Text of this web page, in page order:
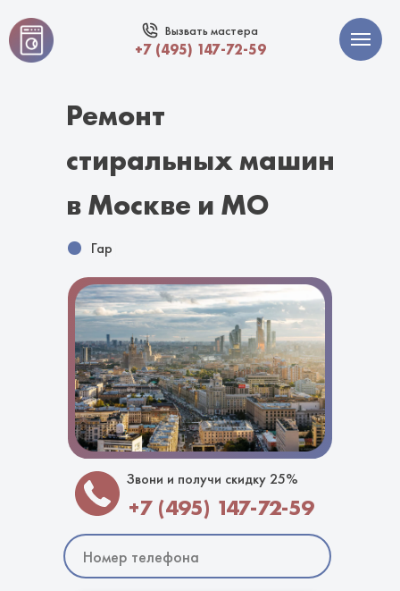
Вызвать мастера
+7 (495) 147-72-59
Гарантия 1
+7 (495) 147-72-59
Звони и получи скидку 25%
Ремонт
стиральных машин
в Москве и МО